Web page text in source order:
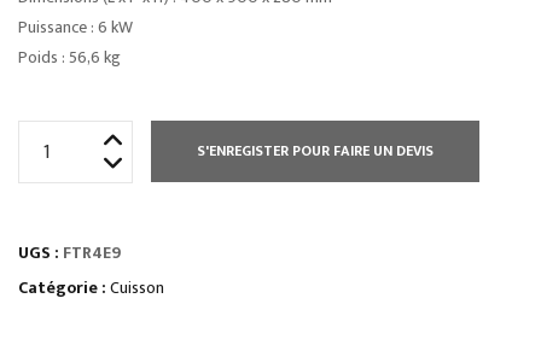
Puissance : 6 kW
Poids : 56,6 kg
PLAQUE
À
S'ENREGISTER POUR FAIRE UN DEVIS
UGS : FTR4E9
Catégorie :Cuisson